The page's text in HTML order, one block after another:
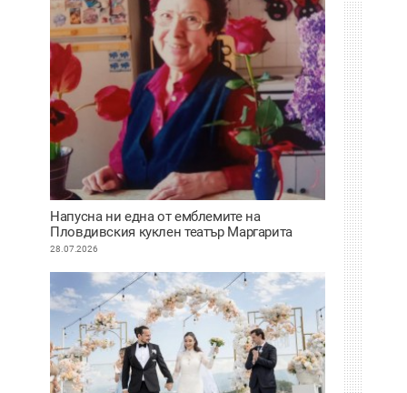
Напусна ни една от емблемите на
Пловдивския куклен театър Маргарита
Апостолова
28.07.2026